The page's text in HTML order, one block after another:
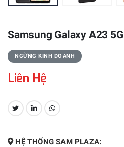
Samsung Galaxy A23 5G
NGỪNG KINH DOANH
Liên Hệ
CHIA SẺ:
HỆ THỐNG SAM PLAZA: